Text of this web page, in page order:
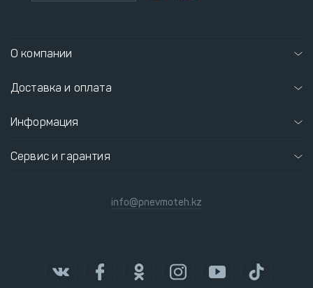
О компании
Доставка и оплата
Информация
Сервис и гарантия
info@pnevmoteh.kz